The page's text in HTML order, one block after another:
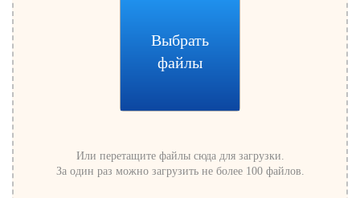
Выбрать
файлы
Или перетащите файлы сюда для загрузки.
За один раз можно загрузить не более 100 файлов.